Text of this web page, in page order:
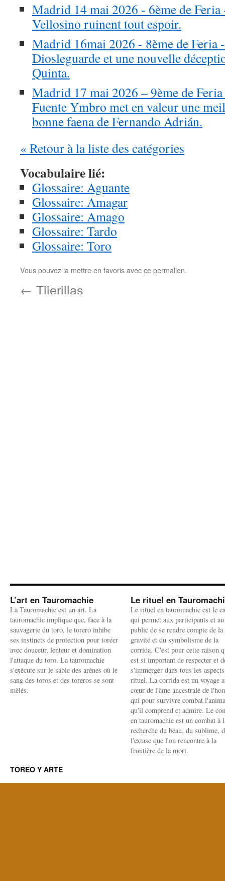
Madrid 14 mai 2026 - 6ème de
Vellosino ruinent tout espoir.
Madrid 16mai 2026 - 8ème de Feria
Diosleguarde et une nouvelle
Quinta.
Madrid 17 mai 2026 – 9ème de
Fuente Ymbro met en valeur une
bonne faena de Fernando Adrián.
« Retour à la liste des catégories
Vocabulaire lié:
Glossaire: Aguante
Glossaire: Amagar
Glossaire: Amago
Glossaire: Tardo
Glossaire: Toro
Vous pouvez la mettre en favoris avecce permalien.
← Tijerillas
L’art en Tauromachie
La Tauromachie est un art. La
tauromachie implique que, face à la
sauvagerie du toro, le torero inhibe
ses instincts de protection pour toréer
avec douceur, lenteur et domination
l'attaque du toro. La tauromachie
s'exécute sur le sable des arènes où le
sang des toros et des toreros se sont
mêlés.
Le rituel en
Le rituel en tauromachie est le
qui permet aux participants et au
public de se rendre compte de la
gravité et du symbolisme de la
corrida. C'est pour cette raison
est si important de respecter et
s'immerger dans tous les
rituel. La corrida est un voyage
cœur de l'âme ancestrale de
qui pour survivre combat
qu'il comprend et admire. Le
en tauromachie est un combat à
recherche du beau, du sublime,
l'extase que l'on rencontre à la
frontière de la mort.
TOREO Y ARTE